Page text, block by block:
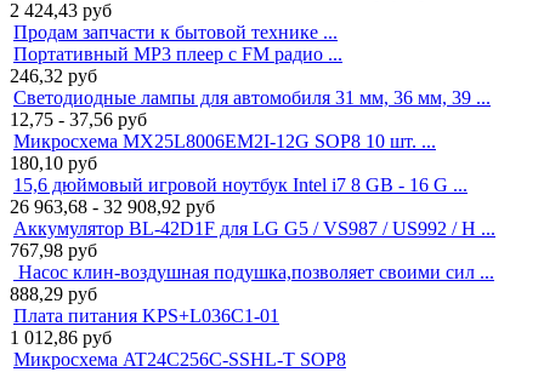
2 424,43 руб
Продам запчасти к бытовой технике ...
Портативный MP3 плеер с FM радио ...
246,32 руб
Светодиодные лампы для автомобиля 31 мм, 36 мм, 39 ...
12,75 - 37,56 руб
Микросхема MX25L8006EM2I-12G SOP8 10 шт. ...
180,10 руб
15,6 дюймовый игровой ноутбук Intel i7 8 GB - 16 G ...
26 963,68 - 32 908,92 руб
Аккумулятор BL-42D1F для LG G5 / VS987 / US992 / H ...
767,98 руб
Насос клин-воздушная подушка,позволяет своими сил ...
888,29 руб
Плата питания KPS+L036C1-01
1 012,86 руб
Микросхема AT24C256C-SSHL-T SOP8